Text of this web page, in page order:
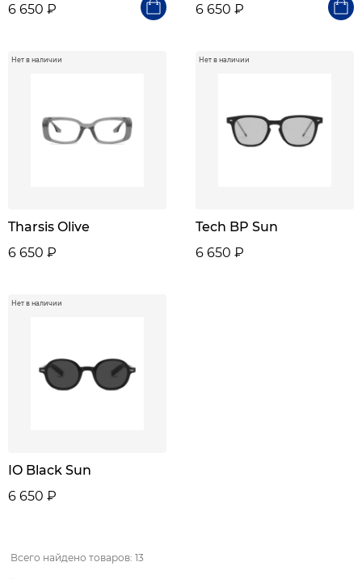
6 650 ₽
6 650 ₽
Нет в наличии
Tharsis Olive
6 650 ₽
Нет в наличии
Tech BP Sun
6 650 ₽
Нет в наличии
IO Black Sun
6 650 ₽
Всего найдено товаров: 13